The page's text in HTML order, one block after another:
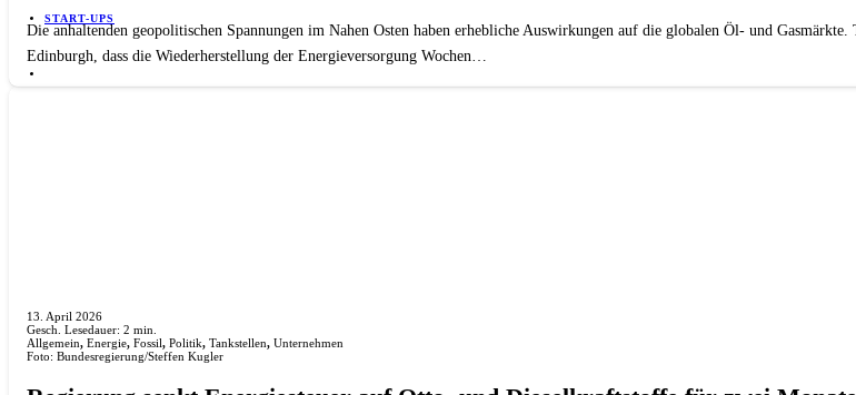
START-UPS
Die anhaltenden geopolitischen Spannungen im Nahen Osten haben erhebliche Auswirkungen auf die globalen Öl- und
Edinburgh, dass die Wiederherstellung der Energieversorgung Wochen…
13. April 2026
Gesch. Lesedauer: 2 min.
Allgemein, Energie, Fossil, Politik, Tankstellen, Unternehmen
Foto: Bundesregierung/Steffen Kugler